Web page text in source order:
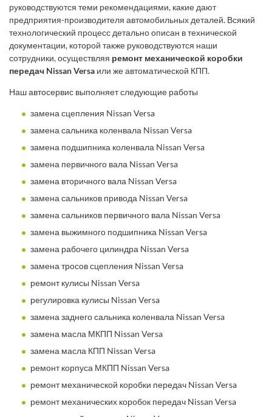
руководствуются теми рекомендациями, какие дают
предприятия-производителя автомобильных деталей. Всякий
технологический процесс детально описан в технической
документации, которой также руководствуются наши
сотрудники, осуществляя ремонт механической коробки
передач Nissan Versa или же автоматической КПП.
Наш автосервис выполняет следующие работы
замена сцепления Nissan Versa
замена сальника коленвала Nissan Versa
замена подшипника коленвала Nissan Versa
замена первичного вала Nissan Versa
замена вторичного вала Nissan Versa
замена сальников привода Nissan Versa
замена сальников первичного вала Nissan Versa
замена выжимного подшипника Nissan Versa
замена рабочего цилиндра Nissan Versa
замена тросов сцепления Nissan Versa
ремонт кулисы Nissan Versa
регулировка кулисы Nissan Versa
замена заднего сальника коленвала Nissan Versa
замена масла МКПП Nissan Versa
замена масла КПП Nissan Versa
ремонт корпуса МКПП Nissan Versa
ремонт механической коробки передач Nissan Versa
ремонт механических коробок передач Nissan Versa